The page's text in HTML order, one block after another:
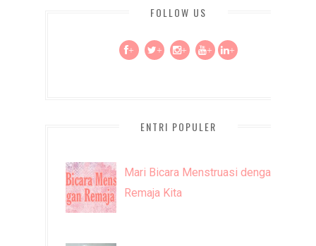
FOLLOW US
+ + + + +
ENTRI POPULER
Mari Bicara Menstruasi dengan
Remaja Kita